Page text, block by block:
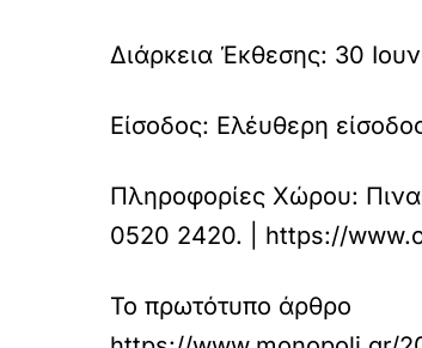
Διάρκεια Έκθεσης: 30
Είσοδος: Ελέυθερη
Πληροφορίες Χώρου:
0520 2420. | https://
Το πρωτότυπο άρθρο